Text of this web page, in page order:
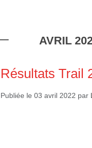
AVRIL
Résultats Trail
Publiée le03 avril 2022 par